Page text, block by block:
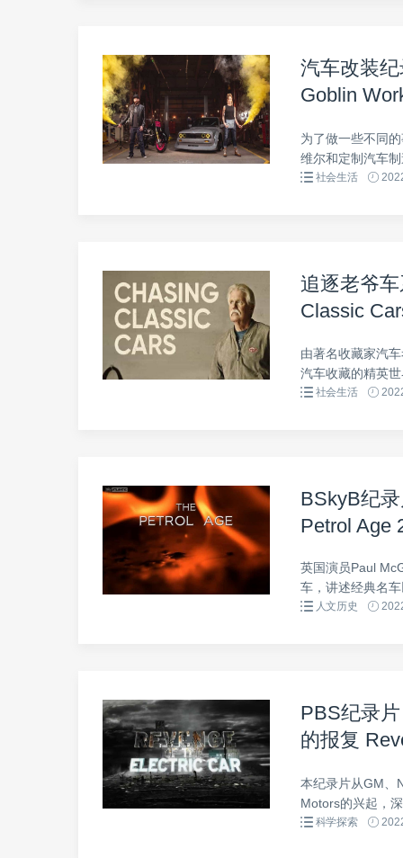
汽车改装
Goblin
为了做一些不同
维尔和定制汽车
社会生活
追逐老爷
Classic
由著名收藏家汽
汽车收藏的精英
社会生活
BSkyB纪
Petrol Age
英国演员Paul
车，讲述经典名
人文历史
PBS纪录
的报复
本纪录片从GM、
Motors的兴起，
科学探索